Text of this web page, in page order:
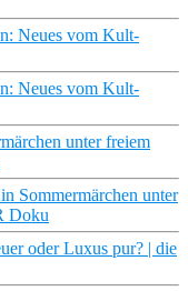
Neues vom Kult-
Neues vom Kult-
unter freiem
Sommermärchen unter
Doku
oder Luxus pur? | die